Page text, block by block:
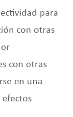
para
con otras
con otras
en una